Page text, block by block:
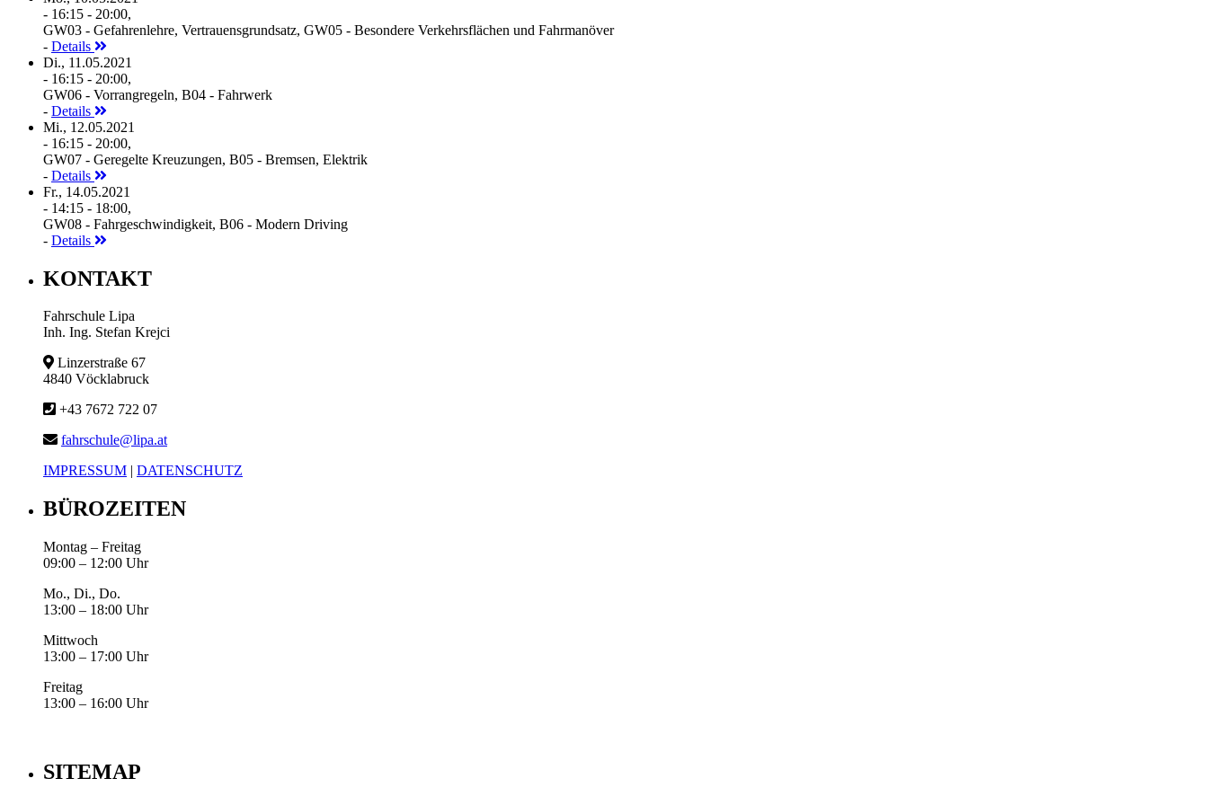
- 16:15 - 20:00,
GW03 - Gefahrenlehre, Vertrauensgrundsatz, GW05 - Besondere Verkehrsflächen und Fahrmanöver
- Details
Di., 11.05.2021
- 16:15 - 20:00,
GW06 - Vorrangregeln, B04 - Fahrwerk
- Details
Mi., 12.05.2021
- 16:15 - 20:00,
GW07 - Geregelte Kreuzungen, B05 - Bremsen, Elektrik
- Details
Fr., 14.05.2021
- 14:15 - 18:00,
GW08 - Fahrgeschwindigkeit, B06 - Modern Driving
- Details
KONTAKT
Fahrschule Lipa
Inh. Ing. Stefan Krejci
Linzerstraße 67
4840 Vöcklabruck
+43 7672 722 07
fahrschule@lipa.at
IMPRESSUM | DATENSCHUTZ
BÜROZEITEN
Montag – Freitag
09:00 – 12:00 Uhr
Mo., Di., Do.
13:00 – 18:00 Uhr
Mittwoch
13:00 – 17:00 Uhr
Freitag
13:00 – 16:00 Uhr
SITEMAP